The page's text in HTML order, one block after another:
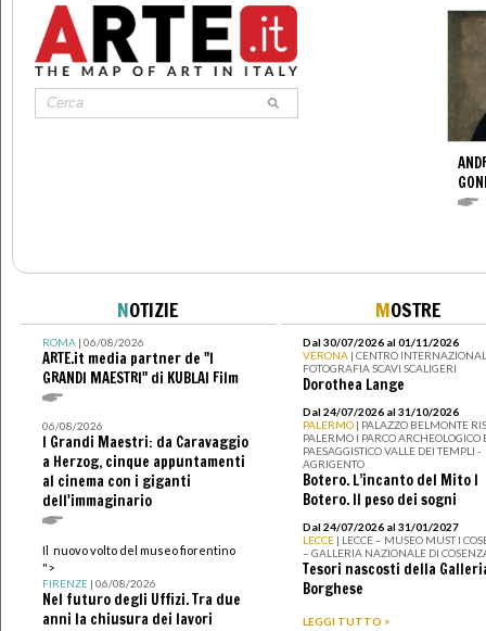
NOTIZIE
ROMA| 06/08/2026
ARTE.it media partner de "I
GRANDI MAESTRI" di KUBLAI Film
06/08/2026
I Grandi Maestri: da Caravaggio
a Herzog, cinque appuntamenti
al cinema con i giganti
dell'immaginario
Il nuovo volto del museo fiorentino
">
FIRENZE| 06/08/2026
Nel futuro degli Uffizi. Tra due
anni la chiusura dei lavori
MOSTRE
Dal 30/07/2026 al 01/11/2026
VERONA | CENTRO
FOTOGRAFIA SCAVI SCALIGERI
Dorothea Lange
Dal 24/07/2026 al 31/10/2026
PALERMO | PALAZZO BELMONTE
PALERMO I PARCO ARCHEOLOGICO
PAESAGGISTICO VALLE DEI TEMPLI -
AGRIGENTO
Botero. L’incanto del Mito I
Botero. Il peso dei sogni
Dal 24/07/2026 al 31/01/2027
LECCE | LECCE – MUSEO MUST I
– GALLERIA NAZIONALE DI
Tesori nascosti della
Borghese
LEGGI TUTTO >